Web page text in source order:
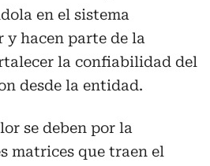
en el sistema
y hacen parte de la
la confiabilidad del
desde la entidad.
se deben por la
matrices que traen el